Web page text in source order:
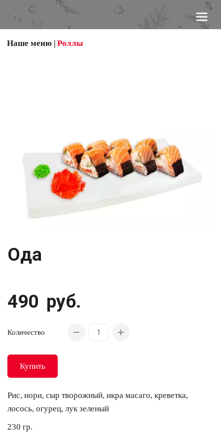
Наше меню | Роллы
Ода
490 руб.
Количество
Купить
Рис, нори, сыр творожный, икра масаго, креветка,
лосось, огурец, лук зеленый
230 гр.